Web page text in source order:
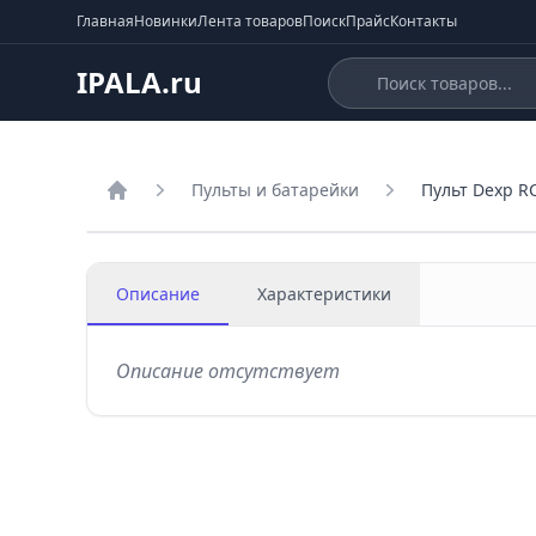
ГлавнаяНовинкиЛента товаровПоискПрайсКонтакты
IPALA.ru
Пульты и батарейки Пульт Dexp
Описание Характеристики
Описание отсутствует